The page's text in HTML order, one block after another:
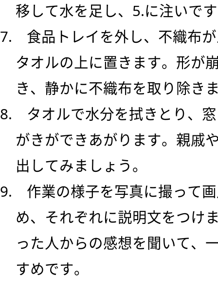
移して水を足し、5.に注いで
7. 食品トレイを外し、不織布
タオルの上に置きます。形が
き、静かに不織布を取り除き
8. タオルで水分を拭きとり、
がきができあがります。親戚
出してみましょう。
9. 作業の様子を写真に撮って
め、それぞれに説明文をつけ
った人からの感想を聞いて、
すめです。